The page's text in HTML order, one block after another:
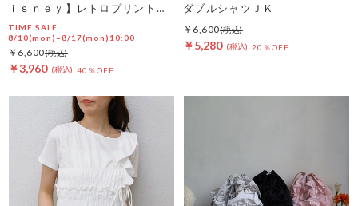
ｉｓｎｅｙ】レトロプリントＴ
ｅｅ
TIME SALE
8/10(mon)~8/17(mon)10:00
￥3,960 40％OFF
￥6,600
ダブルシャツＪＫ
￥5,280 20％OFF
￥6,600